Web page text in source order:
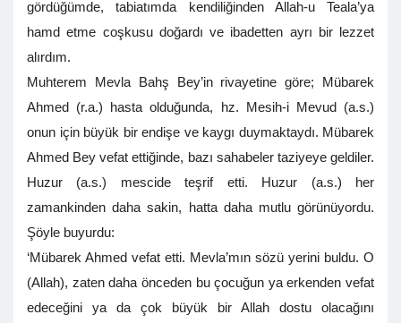
gördüğümde, tabiatımda kendiliğinden Allah-u Teala’ya
hamd etme coşkusu doğardı ve ibadetten ayrı bir lezzet
alırdım.
Muhterem Mevla Bahş Bey’in rivayetine göre; Mübarek
Ahmed (r.a.) hasta olduğunda, hz. Mesih-i Mevud (a.s.)
onun için büyük bir endişe ve kaygı duymaktaydı. Mübarek
Ahmed Bey vefat ettiğinde, bazı sahabeler taziyeye geldiler.
Huzur (a.s.) mescide teşrif etti. Huzur (a.s.) her
zamankinden daha sakin, hatta daha mutlu görünüyordu.
Şöyle buyurdu:
‘Mübarek Ahmed vefat etti. Mevla’mın sözü yerini buldu. O
(Allah), zaten daha önceden bu çocuğun ya erkenden vefat
edeceğini ya da çok büyük bir Allah dostu olacağını